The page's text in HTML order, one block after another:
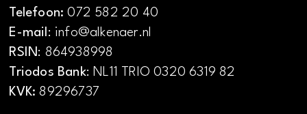
Telefoon:072 582 20 40
E-mail : info@alkenaer.nl
RSIN : 864938998
Triodos Bank: NL11 TRIO 0320 6319 82
KVK: 89296737